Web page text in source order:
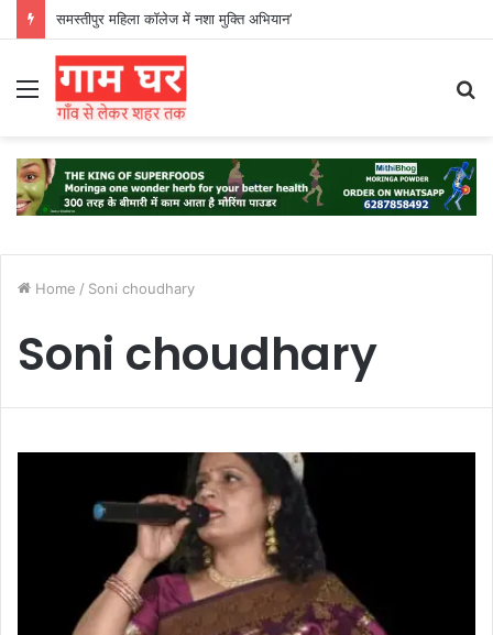
समस्तीपुर महिला कॉलेज में नशा मुक्ति अभियान’
Menu
Home / Soni choudhary
Soni choudhary